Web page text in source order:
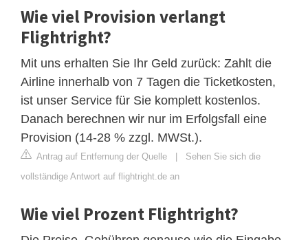
Wie viel Provision verlangt
Flightright?
Mit uns erhalten Sie Ihr Geld zurück: Zahlt die
Airline innerhalb von 7 Tagen die Ticketkosten,
ist unser Service für Sie komplett kostenlos.
Danach berechnen wir nur im Erfolgsfall eine
Provision (14-28 % zzgl. MWSt.).
Antrag auf Entfernung der Quelle
Sehen Sie sich die
vollständige Antwort auf flightright.de an
Wie viel Prozent Flightright?